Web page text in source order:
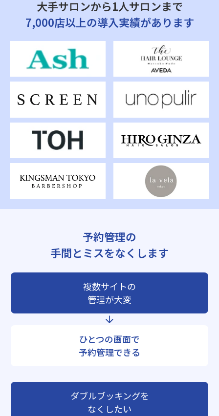
大手サロンから1人サロンまで
7,000店以上の導入実績があります
予約管理の
手間とミスをなくします
複数サイトの
管理が大変
ひとつの画面で
予約管理できる
ダブルブッキングを
なくしたい